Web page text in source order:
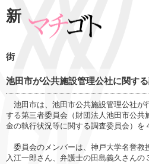
新
街
池田市が公共施設管理公社に関す
池田市は、池田市公共施設管理公社が
する第三者委員会（財団法人池田市公共
金の執行状況等に関する調査委員会）を
委員会のメンバーは、神戸大学名誉教
入江一郎さん、弁護士の田島義久さんの